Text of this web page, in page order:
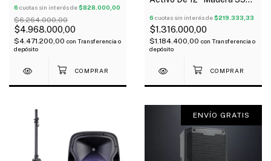
6 cuotas sin interés de$828.000,00
$6.264.000,00
$4.968.000,00
$4.471.200,00 con Transferencia o
depósito
6 cuotas sin interés de$219.333,33
$1.316.000,00
$1.184.400,00 con Transferencia o
depósito
ENVÍO GRATIS